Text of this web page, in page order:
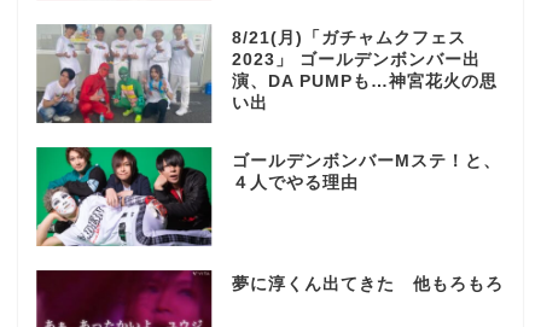
8/21(月)「ガチャムクフェス
2023」 ゴールデンボンバー出
演、DA PUMPも…神宮花火の思
い出
ゴールデンボンバーMステ！と、
４人でやる理由
夢に淳くん出てきた 他もろもろ